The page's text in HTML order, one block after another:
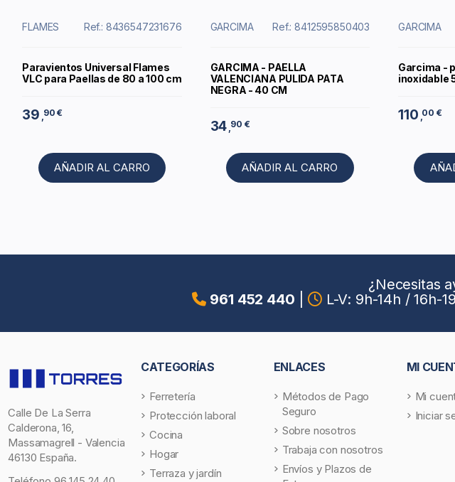
FLAMES Ref.: 8436547231676
Paravientos Universal Flames
VLC para Paellas de 80 a 100 cm
39 90 €
AÑADIR AL CARRO
GARCIMA Ref.: 8412595850403
GARCIMA - PAELLA
VALENCIANA PULIDA PATA
NEGRA - 40 CM
34 ,90 €
AÑADIR AL CARRO
GARCIMA
Garcima -
inoxidable
110 ,00 €
¿Necesitas
961 452 440
L-V: 9h-14h / 16h-
Calle De La Serra
Calderona, 16,
Massamagrell - Valencia
46130 España.
CATEGORÍAS
Ferretería
Protección laboral
Cocina
Hogar
Terraza y jardín
ENLACES
Métodos de Pago
Seguro
Sobre nosotros
Trabaja con nosotros
Envíos y Plazos de
MI
Mi
Iniciar